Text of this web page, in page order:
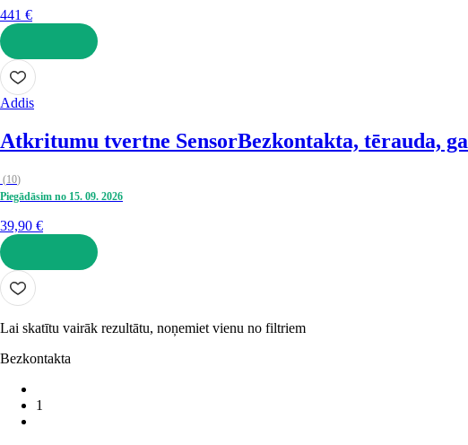
441 €
LIKT GROZĀ
Addis
Atkritumu tvertne SensorBezkontakta, tērauda,
(10)
Piegādāsim no 15. 09. 2026
39,90 €
LIKT GROZĀ
Lai skatītu vairāk rezultātu, noņemiet vienu no filtriem
Bezkontakta
1